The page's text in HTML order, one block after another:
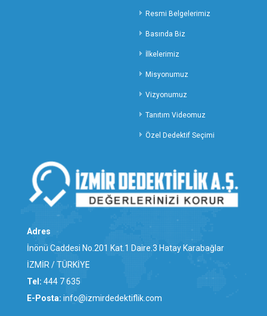
YOZGAT ÖZEL DEDEKTİFLİK
ZONGULDAK ÖZEL DEDEKTİFLİK
ALİAĞA ÖZEL DEDEKTİFLİK
BALÇOVA ÖZEL DEDEKTİFLİK
BAYINDIR ÖZEL DEDEKTİFLİK
BAYRAKLI ÖZEL DEDEKTİFLİK
BERGAMA ÖZEL DEDEKTİFLİK
BEYDAĞ ÖZEL DEDEKTİFLİK
BORNOVA ÖZEL DEDEKTİFLİK
Resmi Belgelerimiz
Basında Biz
İlkelerimiz
Misyonumuz
Vizyonumuz
Tanıtım Videomuz
Özel Dedektif Seçimi
Adres
İnönü Caddesi No.201 Kat.1 Daire.3 Hatay Karabağlar
İZMİR / TÜRKİYE
Tel: 444 7 635
E-Posta: info@izmirdedektiflik.com